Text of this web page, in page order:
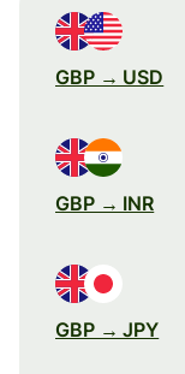
GBP → USD
GBP → INR
GBP → JPY